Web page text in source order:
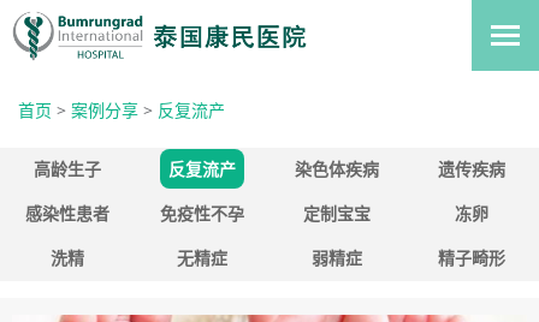
首页 > 案例分享 > 反复流产
高龄生子 反复流产 染色体疾病
遗传疾病
感染性患者
免疫性不孕 定制宝宝
冻卵
洗精
无精症 弱精症 精子畸形